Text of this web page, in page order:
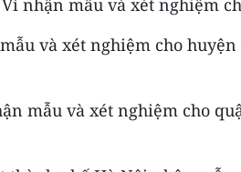
và xét nghiệm cho
mẫu và xét nghiệm cho